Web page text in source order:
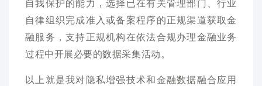
自我保护的能力，选择已在有关管理部门、行业
自律组织完成准入或备案程序的正规渠道获取金
融服务，支持正规机构在依法合规办理金融业务
过程中开展必要的数据采集活动。
以上就是我对隐私增强技术和金融数据融合应用